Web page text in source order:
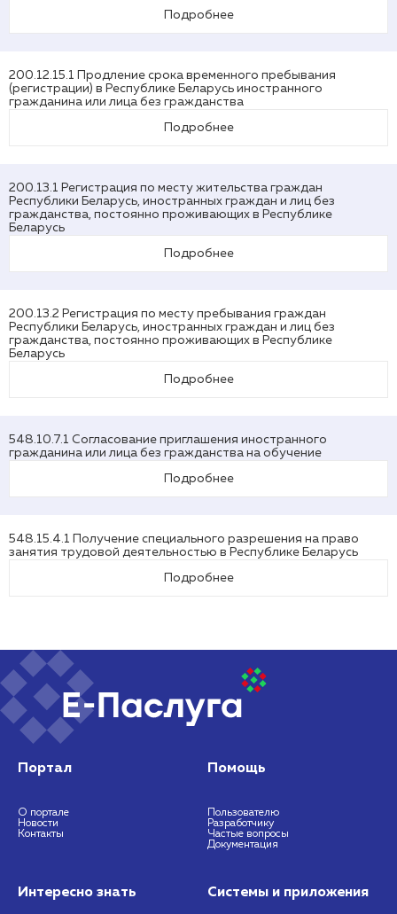
Подробнее
200.12.15.1 Продление срока временного пребывания
(регистрации) в Республике Беларусь иностранного
гражданина или лица без гражданства
Подробнее
200.13.1 Регистрация по месту жительства граждан
Республики Беларусь, иностранных граждан и лиц без
гражданства, постоянно проживающих в Республике
Беларусь
Подробнее
200.13.2 Регистрация по месту пребывания граждан
Республики Беларусь, иностранных граждан и лиц без
гражданства, постоянно проживающих в Республике
Беларусь
Подробнее
548.10.7.1 Согласование приглашения иностранного
гражданина или лица без гражданства на обучение
Подробнее
548.15.4.1 Получение специального разрешения на право
занятия трудовой деятельностью в Республике Беларусь
Подробнее
Портал
О портале
Новости
Контакты
Помощь
Пользователю
Разработчику
Частые вопросы
Документация
Интересно знать Системы и приложения